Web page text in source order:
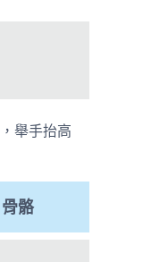
舉手抬高
骨骼